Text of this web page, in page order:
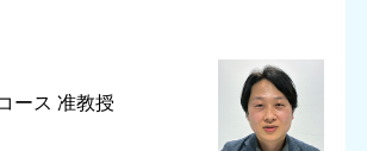
ース 准教授